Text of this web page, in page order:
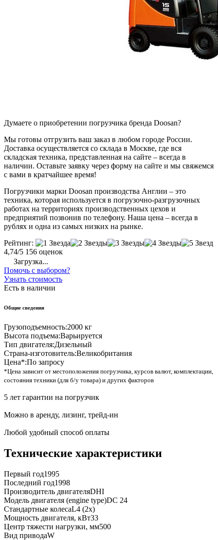
Думаете о приобретении погрузчика бренда Doosan?
Мы готовы отгрузить ваш заказ в любом городе России.
Доставка осуществляется со склада в Москве, где вся
складская техника, представленная на сайте – всегда в
наличии. Оставьте заявку через форму на сайте и мы свяжемся
с вами в кратчайшее время!
Погрузчики марки Doosan производства Англии – это
техника, которая используется в погрузочно-разгрузочных
работах на территориях производственных цехов и
предприятий позвонив по телефону. Наша цена – всегда в
рублях и одна из самых низких на рынке.
Рейтинг:
4,74/5 156 оценок
Загрузка...
Помочь с выбором?
Узнать стоимость
Есть в наличии
Общие сведения
Грузоподъемность:2000 кг
Высота подъема:Варьируется
Тип двигателя:Дизельный
Страна-изготовитель:Великобритания
Цена*:По запросу
*Цена зависит от местоположения погрузчика, курсов валют, комплектации,
состояния техники (для б/у товара) и других факторов
5 лет гарантии на погрузчик
Можно в аренду, лизинг, трейд-ин
Любой удобный способ оплаты
Технические характеристики
Первый год1995
Последний год1998
Производитель двигателяDHI
Модель двигателя (engine type)DC 24
Стандартные колесаL4 (2x)
Мощность двигателя, кВт33
Центр тяжести нагрузки, мм500
Вид приводаW